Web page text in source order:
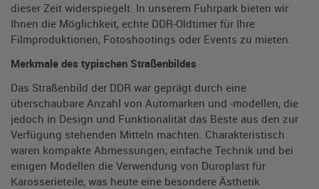
dieser Zeit widerspiegelt. In unserem Fuhrpark bieten wir
Ihnen die Möglichkeit, echte DDR-Oldtimer für Ihre
Filmproduktionen, Fotoshootings oder Events zu mieten.
Merkmale des typischen Straßenbildes
Das Straßenbild der DDR war geprägt durch eine
überschaubare Anzahl von Automarken und -modellen, die
jedoch in Design und Funktionalität das Beste aus den zur
Verfügung stehenden Mitteln machten. Charakteristisch
waren kompakte Abmessungen, einfache Technik und bei
einigen Modellen die Verwendung von Duroplast für
Karosserieteile, was heute eine besondere Ästhetik